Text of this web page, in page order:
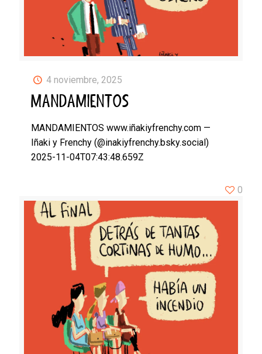
4 noviembre, 2025
MANDAMIENTOS
MANDAMIENTOS www.iñakiyfrenchy.com —
Iñaki y Frenchy (@inakiyfrenchy.bsky.social)
2025-11-04T07:43:48.659Z
0